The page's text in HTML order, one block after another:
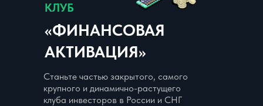
КЛУБ
Станьте частью закрытого, самого
крупного и динамично-растущего
клуба инвесторов в России и СНГ
«ФИНАНСОВАЯ
АКТИВАЦИЯ»